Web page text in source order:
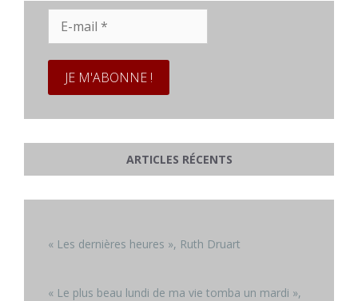
mail
ARTICLES RÉCENTS
« Les dernières heures », Ruth Druart
« Le plus beau lundi de ma vie tomba un mardi »,